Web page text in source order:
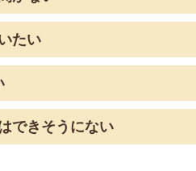
たい
できそうにない